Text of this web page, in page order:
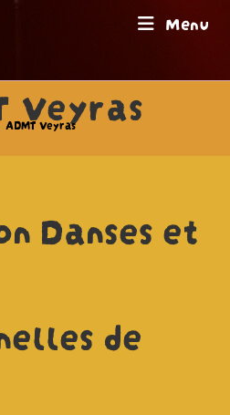
Menu
Veyras
ADMT Veyras
Danses et
de